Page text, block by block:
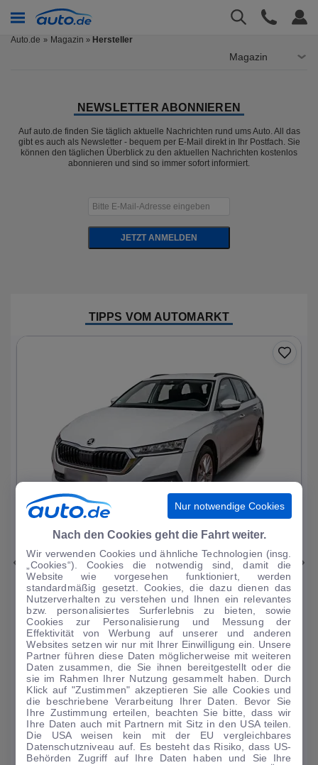
Auto.de Magazin » Hersteller
Magazin
NEWSLETTER ABONNIEREN
Auf auto.de finden Sie täglich aktuelle Nachrichten rund ums Auto. All das
gibt es auch als Newsletter - bequem per E-Mail direkt in Ihr Postfach. Sie
können den täglichen Überblick zu den aktuellen Nachrichten kostenlos
abonnieren und sind so immer sofort informiert.
JETZT ANMELDEN
TIPPS VOM AUTOMARKT
|11
Skoda Octavia
Ambition PHEV
51.093 km· 03/2023· Hybrid·Automatik
Finanzierung Kaufen
224€/mtl.
Guter Preis4
0 € Anzahlung ·60 Monate ·Finanzierungs-Details
Angebot anfragen Rate anpassen
49,9 kWh/100 km + 19,9 l/100 km (gew., komb.) · 19,9 l/100 km (entl.) ·
Nur notwendige Cookies
Nach den Cookies geht die Fahrt weiter.
Wir verwenden Cookies und ähnliche Technologien (insg.
„Cookies“). Cookies die notwendig sind, damit die
Website wie vorgesehen funktioniert, werden
standardmäßig gesetzt. Cookies, die dazu dienen das
Nutzerverhalten zu verstehen und Ihnen ein relevantes
bzw. personalisiertes Surferlebnis zu bieten, sowie
Cookies zur Personalisierung und Messung der
Effektivität von Werbung auf unserer und anderen
Websites setzen wir nur mit Ihrer Einwilligung ein. Unsere
Partner führen diese Daten möglicherweise mit weiteren
Daten zusammen, die Sie ihnen bereitgestellt oder die
sie im Rahmen Ihrer Nutzung gesammelt haben. Durch
Klick auf "Zustimmen" akzeptieren Sie alle Cookies und
die beschriebene Verarbeitung Ihrer Daten. Bevor Sie
Ihre Zustimmung erteilen, beachten Sie bitte, dass wir
Ihre Daten auch mit Partnern mit Sitz in den USA teilen.
Die USA weisen kein mit der EU vergleichbares
Datenschutzniveau auf. Es besteht das Risiko, dass US-
Behörden Zugriff auf Ihre Daten haben und Sie Ihre